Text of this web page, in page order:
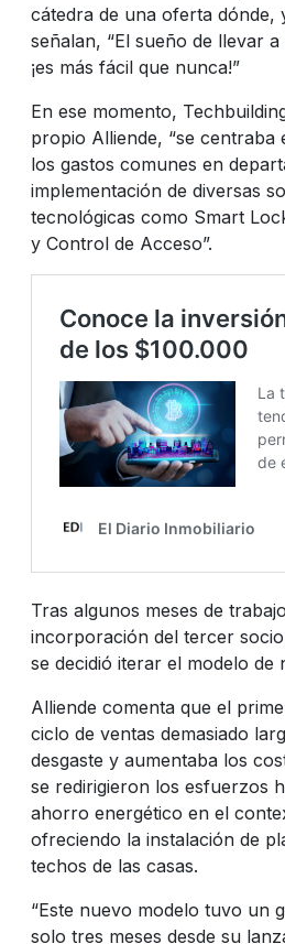
cátedra de una oferta dónde,
señalan, “El sueño de llevar
¡es más fácil que nunca!”
En ese momento,
propio Alliende, “se centraba
los gastos comunes en
implementación de diversas
tecnológicas como Smart
y Control de Acceso”.
Tras algunos meses de
incorporación del tercer
se decidió iterar el modelo de
Alliende comenta que el
ciclo de ventas demasiado
desgaste y aumentaba los
se redirigieron los esfuerzos
ahorro energético en el
ofreciendo la instalación de
techos de las casas.
“Este nuevo modelo tuvo un
solo tres meses desde su